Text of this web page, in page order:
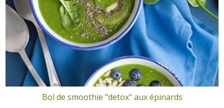
Bol de smoothie "detox" aux épinards